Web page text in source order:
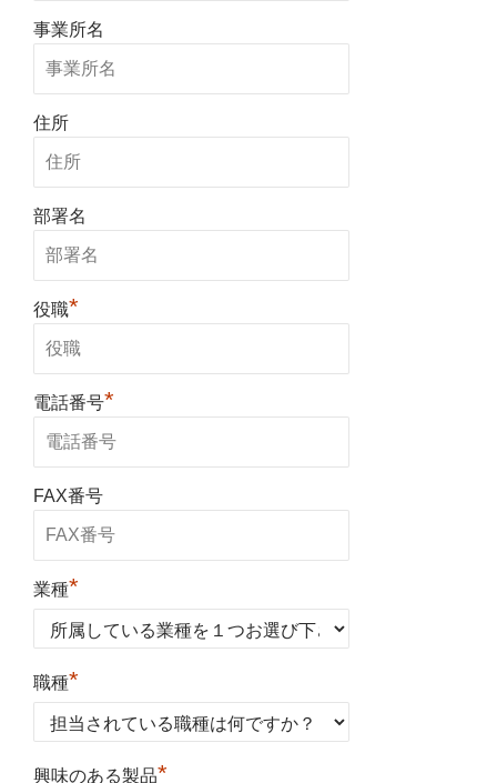
事業所名
住所
部署名
役職*
電話番号*
FAX番号
業種*
職種*
興味のある製品*